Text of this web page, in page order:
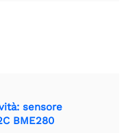
sensore
BME280